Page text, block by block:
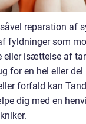
reparation af
fyldninger som
eller isættelse af
for en hel eller del
forfald kan
dig med en